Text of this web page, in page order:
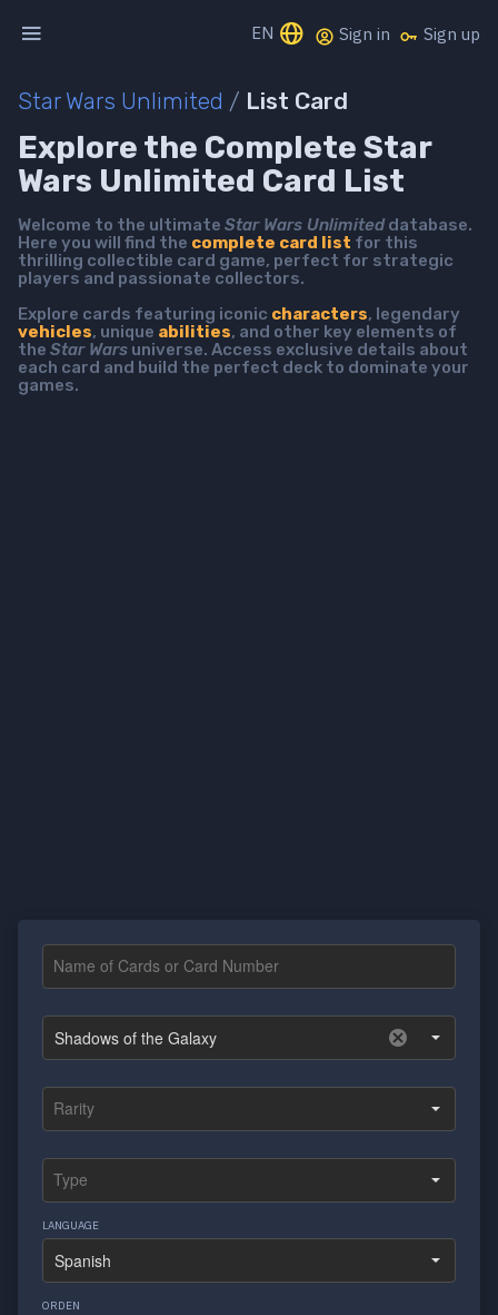
EN Sign in Sign up
Star Wars Unlimited / List Card
Explore the Complete Star
Wars Unlimited Card List
Welcome to the ultimate Star Wars Unlimiteddatabase.
Here you will find the complete card list for this
thrilling collectible card game, perfect for strategic
players and passionate collectors.
Explore cards featuring iconic characters, legendary
vehicles, unique abilities, and other key elements of
the Star Wars universe. Access exclusive details about
each card and build the perfect deck to dominate your
games.
LANGUAGE
ORDEN